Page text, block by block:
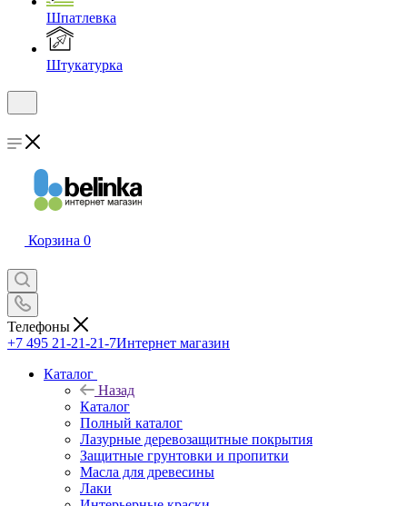
Шпатлевка
Штукатурка
Корзина 0
Телефоны
+7 495 21-21-21-7Интернет магазин
Каталог
Назад
Каталог
Полный каталог
Лазурные деревозащитные покрытия
Защитные грунтовки и пропитки
Масла для древесины
Лаки